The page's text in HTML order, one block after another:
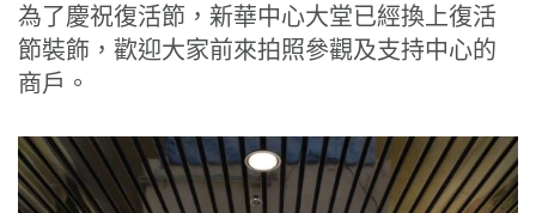
為了慶祝復活節，新華中心大堂已經換上復活
節裝飾，歡迎大家前來拍照參觀及支持中心的
商戶。